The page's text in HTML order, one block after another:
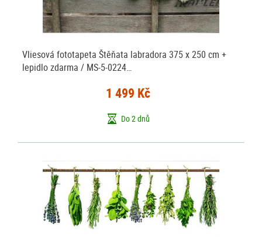
Vliesová fototapeta Štěňata labradora 375 x 250 cm +
lepidlo zdarma / MS-5-0224…
1 499 Kč
Do 2 dnů